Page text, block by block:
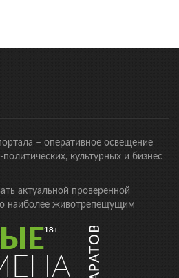
– оперативное освещение
культурных и бизнес
актуальной проверенной
наиболее животрепещущим